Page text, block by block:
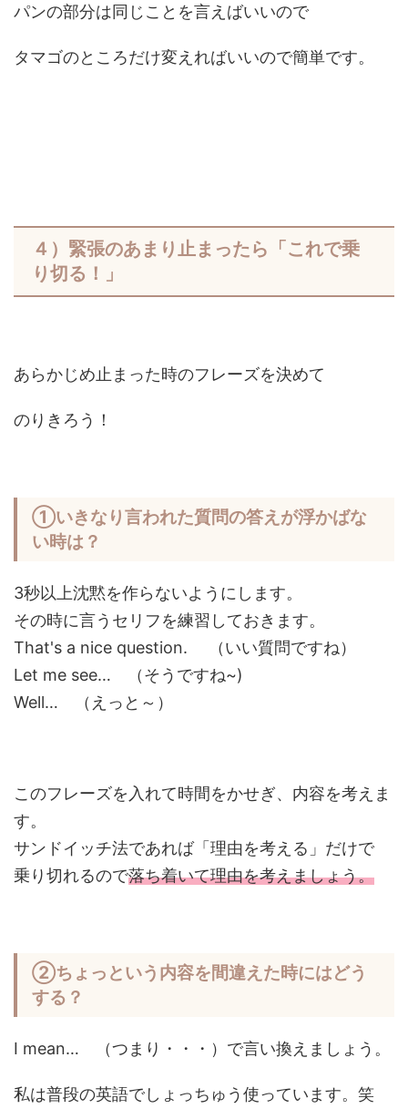
パンの部分は同じことを言えばいいので
タマゴのところだけ変えればいいので簡単です。
４）緊張のあまり止まったら「これで乗
り切る！」
あらかじめ止まった時のフレーズを決めて
のりきろう！
①いきなり言われた質問の答えが浮かばな
い時は？
3秒以上沈黙を作らないようにします。
その時に言うセリフを練習しておきます。
That's a nice question. （いい質問ですね）
Let me see… （そうですね~)
Well… （えっと～）
このフレーズを入れて時間をかせぎ、内容を考えま
す。
サンドイッチ法であれば「理由を考える」だけで
乗り切れるので落ち着いて理由を考えましょう。
②ちょっという内容を間違えた時にはどう
する？
I mean… （つまり・・・）で言い換えましょう。
私は普段の英語でしょっちゅう使っています。笑